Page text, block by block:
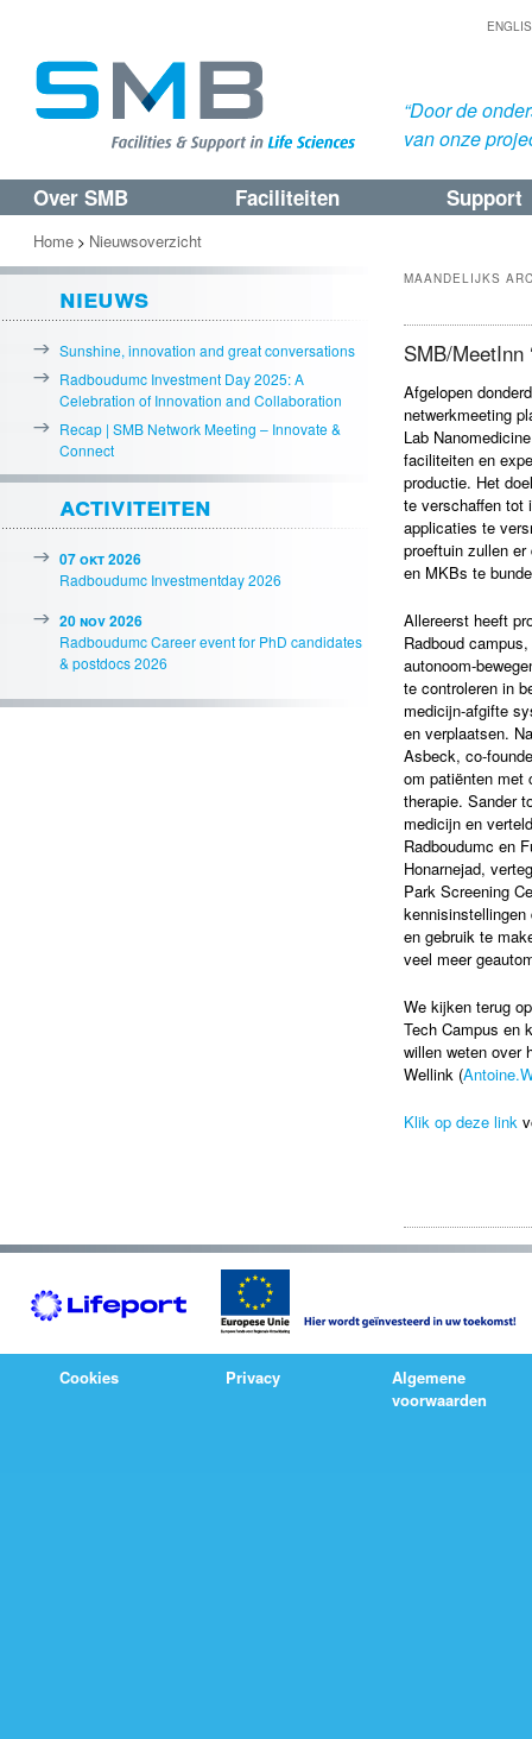
“Door de
van onze
Spring
naar
de
primaire
inhoud
Spring
naar
de
secundaire
inhoud
Over SMB Faciliteiten Support
MAANDELIJKS
SMB/MeetInn
Afgelopen
netwerkmeeting
Lab
faciliteiten en
productie. Het
te verschaffen tot
applicaties te
proeftuin zullen
en MKBs te
Allereerst heeft
Radboud
autonoom-
te controleren in
medicijn-afgifte
en verplaatsen.
Asbeck, co-
om patiënten met
therapie. Sander
medicijn en
Radboudumc en
Honarnejad,
Park Screening
en gebruik te
veel meer
We kijken terug
Tech Campus en
willen weten over
Wellink (
Klik op deze link
Home > Nieuwsoverzicht
nieuws
Sunshine, innovation and great conversations
Radboudumc Investment Day 2025: A
Celebration of Innovation and Collaboration
Recap | SMB Network Meeting – Innovate &
Connect
activiteiten
07 okt 2026
Radboudumc Investmentday 2026
20 nov 2026
Radboudumc Career event for PhD candidates
& postdocs 2026
Cookies Privacy
Algemene
voorwaarden